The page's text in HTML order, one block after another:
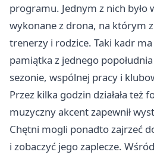
programu. Jednym z nich było
wykonane z drona, na którym
trenerzy i rodzice. Taki kadr
pamiątka z jednego
sezonie, wspólnej pracy i
Przez kilka godzin działała też
muzyczny akcent zapewnił
Chętni mogli ponadto zajrzeć
i zobaczyć jego zaplecze.